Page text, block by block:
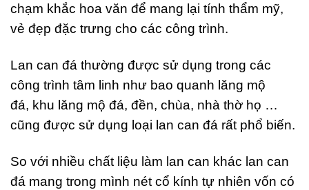
chạm khắc hoa văn để mang lại tính thẩm mỹ,
vẻ đẹp đặc trưng cho các công trình.
Lan can đá thường được sử dụng trong các
công trình tâm linh như bao quanh lăng mộ
đá, khu lăng mộ đá, đền, chùa, nhà thờ họ …
cũng được sử dụng loại lan can đá rất phổ biến.
So với nhiều chất liệu làm lan can khác lan can
đá mang trong mình nét cổ kính tự nhiên vốn có